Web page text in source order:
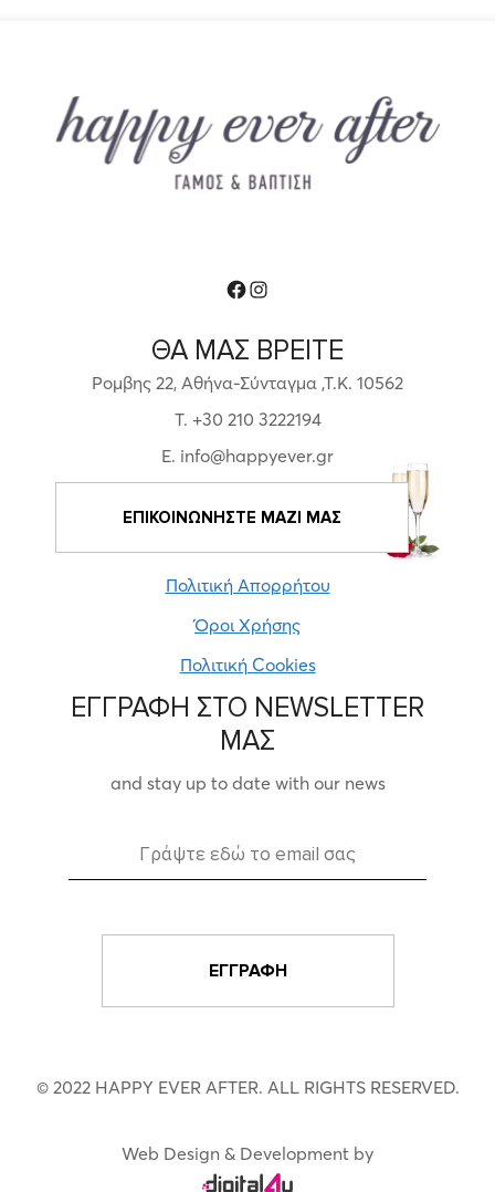
ΘΑ ΜΑΣ ΒΡΕΙΤΕ
Ρομβης 22, Αθήνα-Σύνταγμα ,Τ.Κ. 10562
T. +30 210 3222194
E. info@happyever.gr
ΕΠΙΚΟΙΝΩΝΗΣΤΕ ΜΑΖΙ ΜΑΣ
Πολιτική Απορρήτου
Όροι Χρήσης
Πολιτική Cookies
Facebook
Instagram
ΕΓΓΡΑΦΗ ΣΤΟ NEWSLETTER
ΜΑΣ
and stay up to date with our news
© 2022 HAPPY EVER AFTER. ALL RIGHTS RESERVED.
Web Design & Development by